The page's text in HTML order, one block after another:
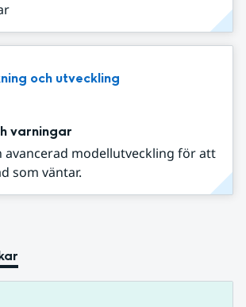
och utveckling
varningar
avancerad modellutveckling för att
som väntar.